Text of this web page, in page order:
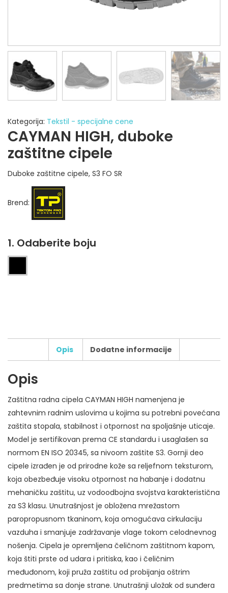
Kategorija: Tekstil - specijalne cene
CAYMAN HIGH, duboke
zaštitne cipele
Duboke zaštitne cipele, S3 FO SR
Brend:
1. Odaberite boju
Broj boja štampe:
Tip štampe:
Broj pozicija štampe:
Dodatni zahtevi za štampu:
Maksimalni dozvoljeni broj karaktera: 500
Opis Dodatne informacije
Opis
Zaštitna radna cipela CAYMAN HIGH namenjena je
zahtevnim radnim uslovima u kojima su potrebni povećana
zaštita stopala, stabilnost i otpornost na spoljašnje uticaje.
Model je sertifikovan prema CE standardu i usaglašen sa
normom EN ISO 20345, sa nivoom zaštite S3. Gornji deo
cipele izrađen je od prirodne kože sa reljefnom teksturom,
koja obezbeđuje visoku otpornost na habanje i dodatnu
mehaničku zaštitu, uz vodoodbojna svojstva karakteristična
za S3 klasu. Unutrašnjost je obložena mrežastom
paropropusnom tkaninom, koja omogućava cirkulaciju
vazduha i smanjuje zadržavanje vlage tokom celodnevnog
nošenja. Cipela je opremljena čeličnom zaštitnom kapom,
koja štiti prste od udara i pritiska, kao i čeličnim
međuđonom, koji pruža zaštitu od probijanja oštrim
predmetima sa donje strane. Unutrašnji uložak od sunđera